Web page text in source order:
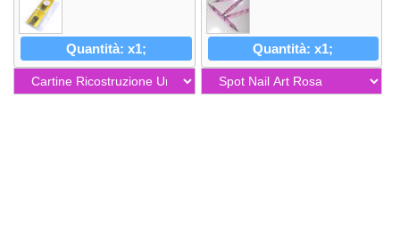
Quantità: x1; Quantità: x1;